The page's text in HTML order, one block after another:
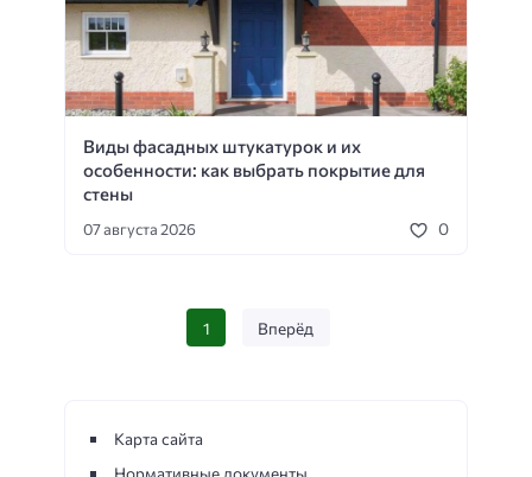
Виды фасадных штукатурок и их
особенности: как выбрать покрытие для
стены
07 августа 2026 0
1 Вперёд
Карта сайта
Нормативные документы